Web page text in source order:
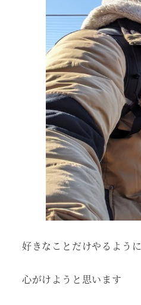
好きなことだけやるように
心がけようと思います